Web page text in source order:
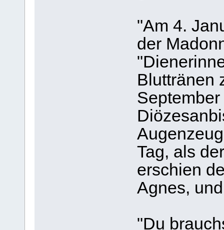
"Am 4.
der
Bluttränen
Tag, als
erschien
Agnes,
"Du